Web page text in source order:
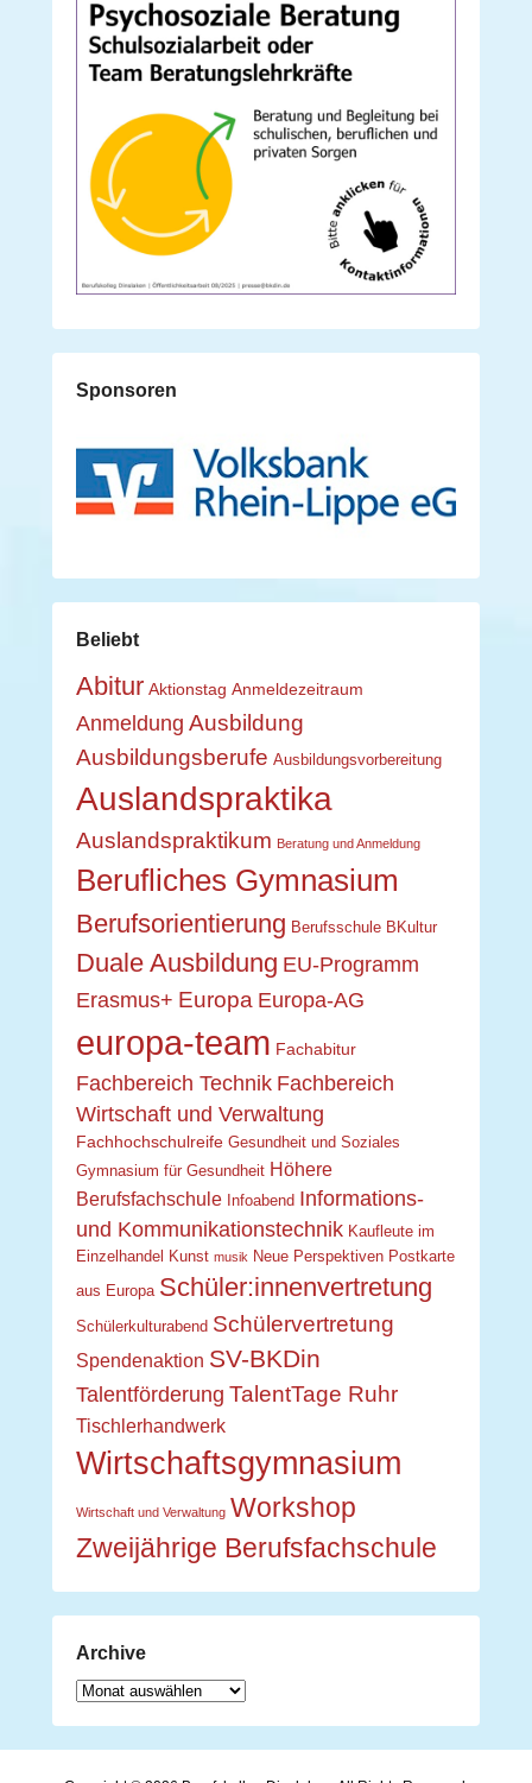
Sponsoren
Beliebt
Abitur Aktionstag Anmeldezeitraum
Anmeldung Ausbildung
Ausbildungsberufe Ausbildungsvorbereitung
Auslandspraktika
Auslandspraktikum Beratung und Anmeldung
Berufliches Gymnasium
Berufsorientierung Berufsschule BKultur
Duale Ausbildung EU-Programm
Erasmus+ Europa Europa-AG
europa-team Fachabitur
Fachbereich Technik Fachbereich
Wirtschaft und Verwaltung
Fachhochschulreife Gesundheit und Soziales
Gymnasium für Gesundheit Höhere
Berufsfachschule Infoabend Informations-
und Kommunikationstechnik Kaufleute im
Einzelhandel
Kunst musik Neue Perspektiven Postkarte
aus Europa Schüler:innenvertretung
Schülerkulturabend Schülervertretung
Spendenaktion SV-BKDin
Talentförderung TalentTage Ruhr
Tischlerhandwerk
Wirtschaftsgymnasium
Wirtschaft und Verwaltung Workshop
Zweijährige Berufsfachschule
Archive
Archive